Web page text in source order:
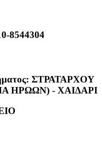
8544304
ΣΤΡΑΤΑΡΧΟΥ
ΗΡΩΩΝ) - ΧΑΙΔΑΡΙ